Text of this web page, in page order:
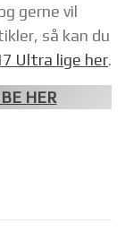
gerne vil
så kan du
Ultra lige her.
HER